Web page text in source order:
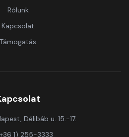
Rólunk
Kapcsolat
Támogatás
Délibáb u. 15.-17.
1) 255-3333